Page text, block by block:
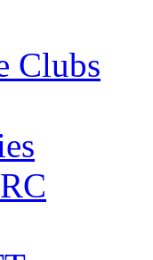
Clubs